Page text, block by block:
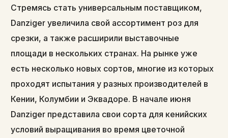
Стремясь стать универсальным поставщиком,
Danziger увеличила свой ассортимент роз для
срезки, а также расширили выставочные
площади в нескольких странах. На рынке уже
есть несколько новых сортов, многие из которых
проходят испытания у разных производителей в
Кении, Колумбии и Эквадоре. В начале июня
Danziger представила свои сорта для кенийских
условий выращивания во время цветочной